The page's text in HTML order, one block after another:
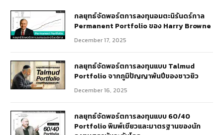
กลยุทธ์​จัดพอร์ตการลงทุนอมตะนิรันดร์กาล
Permanent Portfolio ของ Harry Browne
December 17, 2025
กลยุทธ์จัดพอร์ตการลงทุนแบบ Talmud
Portfolio จากภูมิปัญญาพันปีของชาวยิว
December 16, 2025
กลยุทธ์จัดพอร์ตการลงทุนแบบ 60/40
Portfolio พิมพ์เขียวและมาตรฐานของนัก